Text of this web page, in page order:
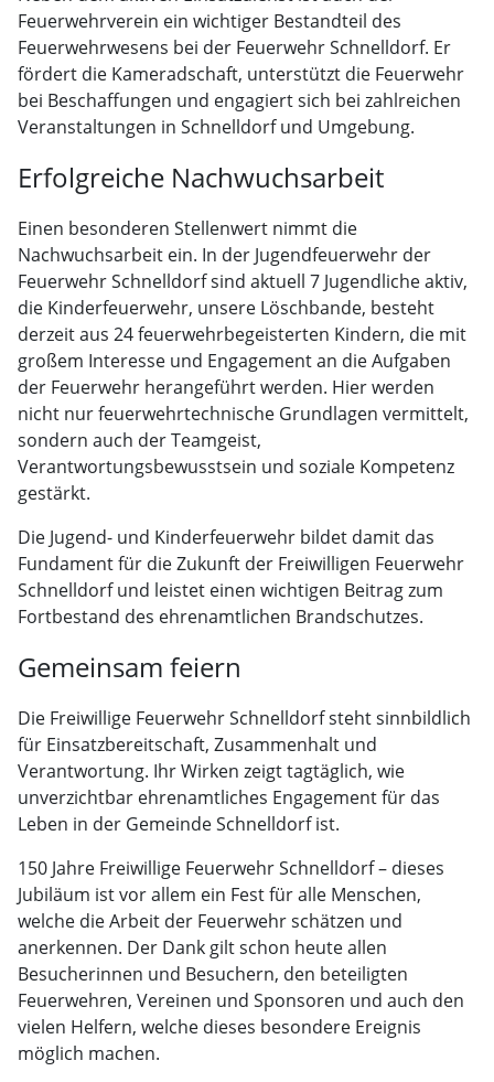
Feuerwehrverein ein wichtiger Bestandteil des
Feuerwehrwesens bei der Feuerwehr Schnelldorf. Er
fördert die Kameradschaft, unterstützt die Feuerwehr
bei Beschaffungen und engagiert sich bei zahlreichen
Veranstaltungen in Schnelldorf und Umgebung.
Erfolgreiche Nachwuchsarbeit
Einen besonderen Stellenwert nimmt die
Nachwuchsarbeit ein. In der Jugendfeuerwehr der
Feuerwehr Schnelldorf sind aktuell 7 Jugendliche aktiv,
die Kinderfeuerwehr, unsere Löschbande, besteht
derzeit aus 24 feuerwehrbegeisterten Kindern, die mit
großem Interesse und Engagement an die Aufgaben
der Feuerwehr herangeführt werden. Hier werden
nicht nur feuerwehrtechnische Grundlagen vermittelt,
sondern auch der Teamgeist,
Verantwortungsbewusstsein und soziale Kompetenz
gestärkt.
Die Jugend- und Kinderfeuerwehr bildet damit das
Fundament für die Zukunft der Freiwilligen Feuerwehr
Schnelldorf und leistet einen wichtigen Beitrag zum
Fortbestand des ehrenamtlichen Brandschutzes.
Gemeinsam feiern
Die Freiwillige Feuerwehr Schnelldorf steht sinnbildlich
für Einsatzbereitschaft, Zusammenhalt und
Verantwortung. Ihr Wirken zeigt tagtäglich, wie
unverzichtbar ehrenamtliches Engagement für das
Leben in der Gemeinde Schnelldorf ist.
150 Jahre Freiwillige Feuerwehr Schnelldorf – dieses
Jubiläum ist vor allem ein Fest für alle Menschen,
welche die Arbeit der Feuerwehr schätzen und
anerkennen. Der Dank gilt schon heute allen
Besucherinnen und Besuchern, den beteiligten
Feuerwehren, Vereinen und Sponsoren und auch den
vielen Helfern, welche dieses besondere Ereignis
möglich machen.